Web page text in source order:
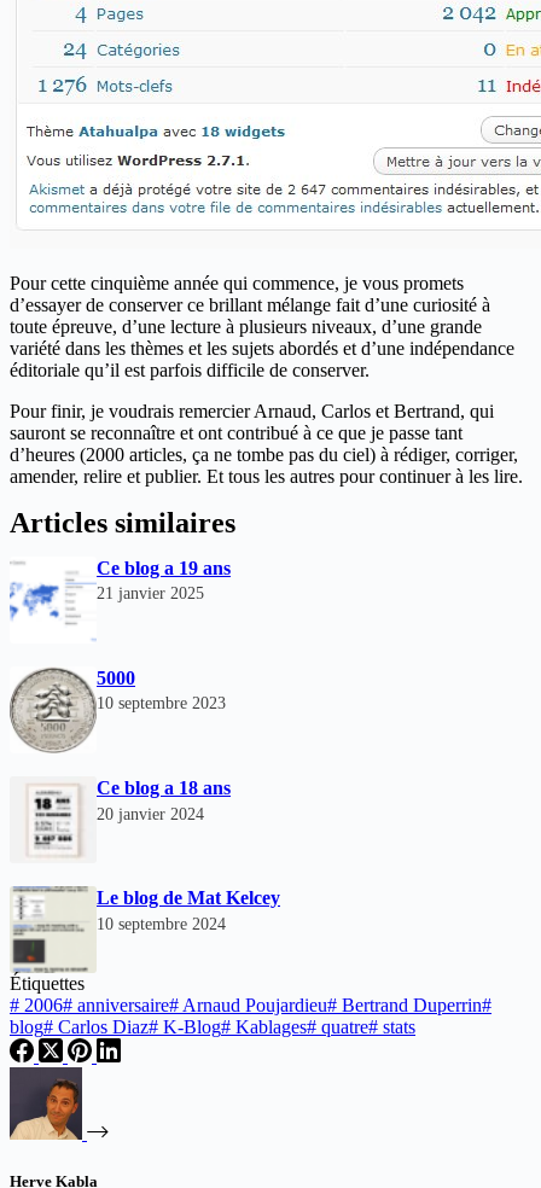
Pour cette cinquième année qui commence, je vous promets
d’essayer de conserver ce brillant mélange fait d’une curiosité à
toute épreuve, d’une lecture à plusieurs niveaux, d’une grande
variété dans les thèmes et les sujets abordés et d’une indépendance
éditoriale qu’il est parfois difficile de conserver.
Pour finir, je voudrais remercier Arnaud, Carlos et Bertrand, qui
sauront se reconnaître et ont contribué à ce que je passe tant
d’heures (2000 articles, ça ne tombe pas du ciel) à rédiger, corriger,
amender, relire et publier. Et tous les autres pour continuer à les lire.
Articles similaires
Ce blog a 19 ans
21 janvier 2025
5000
10 septembre 2023
Ce blog a 18 ans
20 janvier 2024
Le blog de Mat Kelcey
10 septembre 2024
Étiquettes
# 2006# anniversaire#Arnaud Poujardieu# Bertrand Duperrin#
blog# Carlos Diaz# K-Blog# Kablages# quatre# stats
Herve Kabla